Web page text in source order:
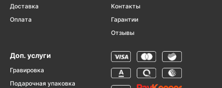
Доставка
Оплата
Контакты
Гарантии
Отзывы
Доп. услуги
Гравировка
Подарочная упаковка